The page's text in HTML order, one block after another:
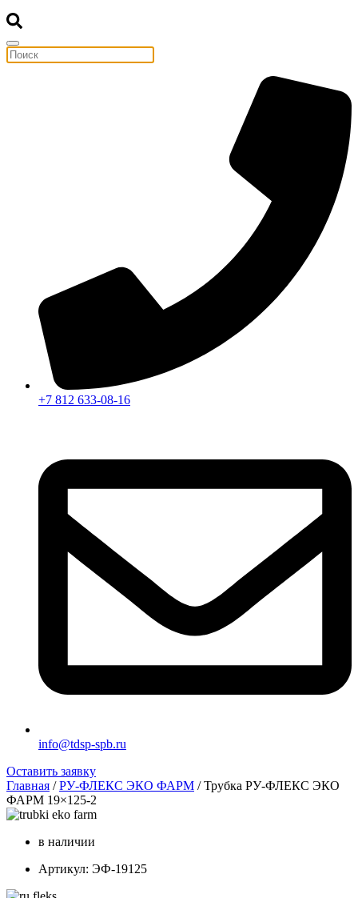
+7 812 633-08-16
info@tdsp-spb.ru
Оставить заявку
Главная /РУ-ФЛЕКС ЭКО ФАРМ / Трубка РУ-ФЛЕКС ЭКО
ФАРМ 19×125-2
в наличии
Артикул: ЭФ-19125